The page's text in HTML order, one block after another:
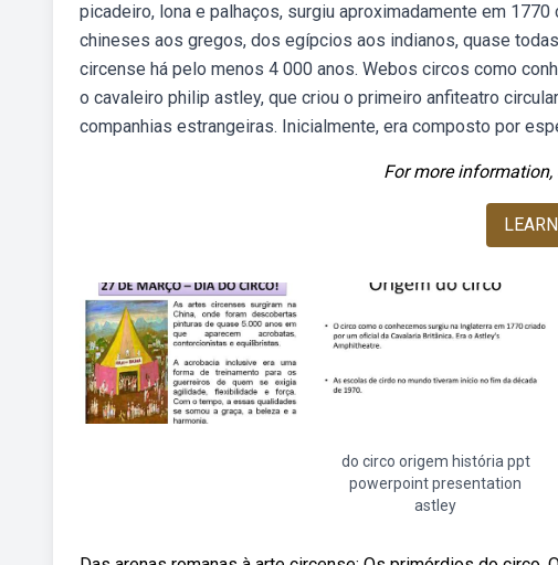
picadeiro, lona e palhaços, surgiu aproximadamente em
chineses aos gregos, dos egípcios aos indianos, quase
circense há pelo menos 4 000 anos. Webos circos como
o cavaleiro philip astley, que criou o primeiro anfiteatro
companhias estrangeiras. Inicialmente, era composto por
For more
do circo origem história ppt
powerpoint presentation
astley